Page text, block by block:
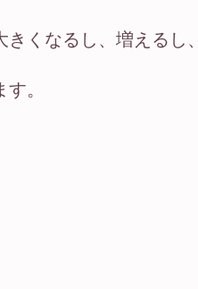
くなるし、増えるし、
。